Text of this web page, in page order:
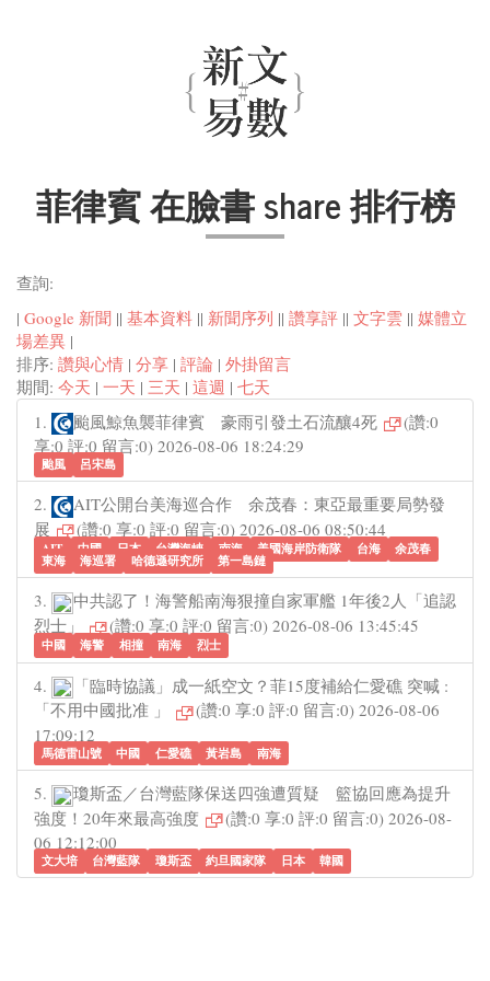
菲律賓 在臉書 share 排行榜
查詢:
| Google 新聞 || 基本資料 || 新聞序列 || 讚享評 || 文字雲 || 媒體立
場差異 |
排序: 讚與心情 | 分享 | 評論 | 外掛留言
期間: 今天 | 一天 | 三天 | 這週 | 七天
1.
颱風鯨魚襲菲律賓 豪雨引發土石流釀4死
(讚:0
享:0 評:0 留言:0) 2026-08-06 18:24:29
颱風 呂宋島
2.
AIT公開台美海巡合作 余茂春：東亞最重要局勢發
展
(讚:0 享:0 評:0 留言:0) 2026-08-06 08:50:44
AIT 中國 日本 台灣海峽 南海 美國海岸防衛隊 台海 余茂春
東海 海巡署 哈德遜研究所 第一島鏈
3.
中共認了！海警船南海狠撞自家軍艦 1年後2人「追認
烈士」
(讚:0 享:0 評:0 留言:0) 2026-08-06 13:45:45
中國 海警 相撞 南海 烈士
4.
「臨時協議」成一紙空文？菲15度補給仁愛礁 突喊 :
「不用中國批准 」
(讚:0 享:0 評:0 留言:0) 2026-08-06
17:09:12
馬德雷山號 中國 仁愛礁 黃岩島 南海
5.
瓊斯盃／台灣藍隊保送四強遭質疑 籃協回應為提升
強度！20年來最高強度
(讚:0 享:0 評:0 留言:0) 2026-08-
06 12:12:00
文大培 台灣藍隊 瓊斯盃 約旦國家隊 日本 韓國